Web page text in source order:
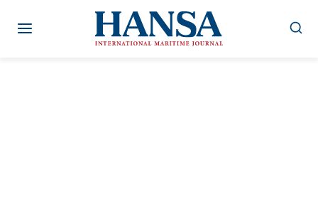
Inhalt